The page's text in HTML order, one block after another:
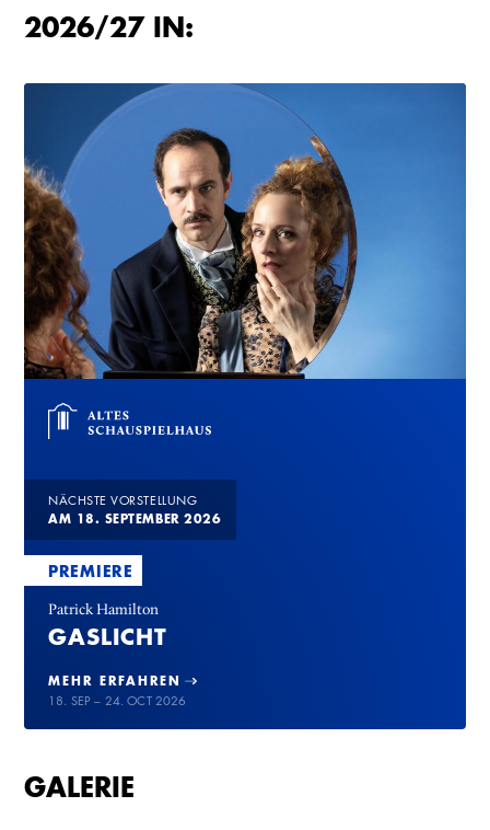
2026/27 IN:
NÄCHSTE VORSTELLUNG
AM 18. SEPTEMBER 2026
PREMIERE
Patrick Hamilton
GASLICHT
MEHR ERFAHREN
18. SEP – 24. OCT 2026
GALERIE